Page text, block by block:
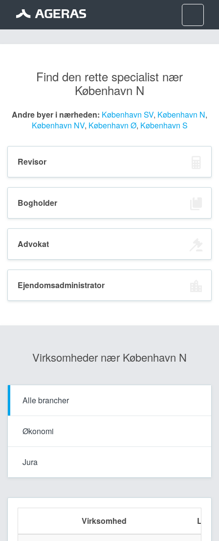
Find den rette specialist nær
København N
Andre byer i nærheden: København SV, København N,
København NV, København Ø, København S
Revisor
Bogholder
Advokat
Ejendomsadministrator
Virksomheder nær København N
Alle brancher
Økonomi
Jura
Virksomhed